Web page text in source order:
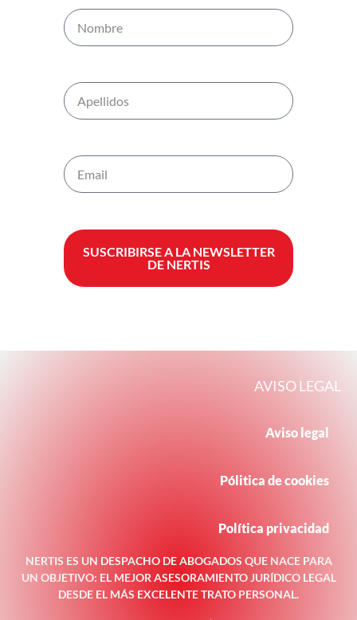
SUSCRIBIRSE A LA NEWSLETTER
DE NERTIS
NERTIS ES UN DESPACHO DE ABOGADOS QUE NACE PARA
UN OBJETIVO: EL MEJOR ASESORAMIENTO JURÍDICO LEGAL
DESDE EL MÁS EXCELENTE TRATO PERSONAL.
AVISO LEGAL
Aviso legal
Pólitica de cookies
Política privacidad